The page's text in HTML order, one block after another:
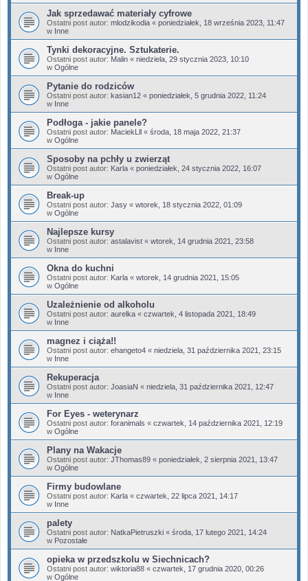
Jak sprzedawać materiały cyfrowe
Ostatni post autor: mlodzikodia « poniedziałek, 18 września 2023, 11:47
w Inne
Tynki dekoracyjne. Sztukaterie.
Ostatni post autor: Malin « niedziela, 29 stycznia 2023, 10:10
w Ogólne
Pytanie do rodziców
Ostatni post autor: kasian12 « poniedziałek, 5 grudnia 2022, 11:24
w Inne
Podłoga - jakie panele?
Ostatni post autor: MaciekLll « środa, 18 maja 2022, 21:37
w Ogólne
Sposoby na pchły u zwierząt
Ostatni post autor: Karla « poniedziałek, 24 stycznia 2022, 16:07
w Ogólne
Break-up
Ostatni post autor: Jasy « wtorek, 18 stycznia 2022, 01:09
w Ogólne
Najlepsze kursy
Ostatni post autor: astalavist « wtorek, 14 grudnia 2021, 23:58
w Inne
Okna do kuchni
Ostatni post autor: Karla « wtorek, 14 grudnia 2021, 15:05
w Ogólne
Uzależnienie od alkoholu
Ostatni post autor: aurelka « czwartek, 4 listopada 2021, 18:49
w Inne
magnez i ciąża!!
Ostatni post autor: ehangeto4 « niedziela, 31 października 2021, 23:15
w Inne
Rekuperacja
Ostatni post autor: JoasiaN « niedziela, 31 października 2021, 12:47
w Inne
For Eyes - weterynarz
Ostatni post autor: foranimals « czwartek, 14 października 2021, 12:19
w Ogólne
Plany na Wakacje
Ostatni post autor: JThomas89 « poniedziałek, 2 sierpnia 2021, 13:47
w Ogólne
Firmy budowlane
Ostatni post autor: Karla « czwartek, 22 lipca 2021, 14:17
w Inne
palety
Ostatni post autor: NatkaPietruszki « środa, 17 lutego 2021, 14:24
w Pozostałe
opieka w przedszkolu w Siechnicach?
Ostatni post autor: wiktoria88 « czwartek, 17 grudnia 2020, 00:26
w Ogólne